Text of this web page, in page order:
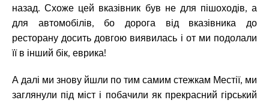
назад. Схоже цей вказівник був не для пішоходів, а
для автомобілів, бо дорога від вказівника до
ресторану досить довгою виявилась і от ми подолали
її в інший бік, еврика!
А далі ми знову йшли по тим самим стежкам Местії, ми
заглянули під міст і побачили як прекрасний гірський